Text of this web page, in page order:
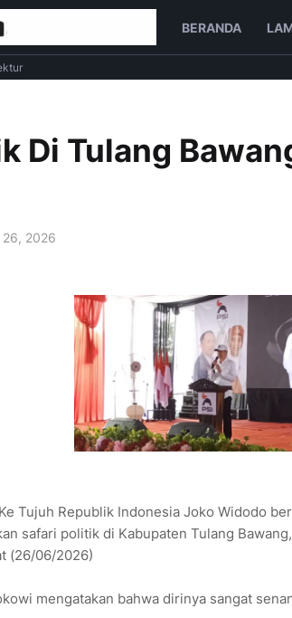
BERANDA
Di Tulang
26, 2026
Tujuh Republik Indonesia Joko Widodo
safari politik di Kabupaten Tulang
(26/06/2026)
mengatakan bahwa dirinya sangat